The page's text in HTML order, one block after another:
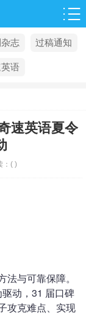
志 过稿通知
语
速英语夏令
( )
与可靠保障。
动，31 届口碑
攻克难点、实现